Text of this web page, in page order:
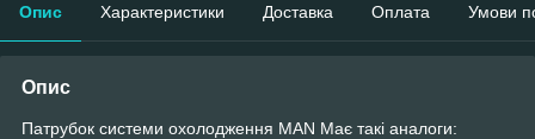
Опис Характеристики Доставка Оплата Умови
Опис
Патрубок системи охолодження MAN Має такі аналоги: